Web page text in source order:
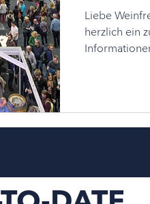
Liebe
herzlich ein